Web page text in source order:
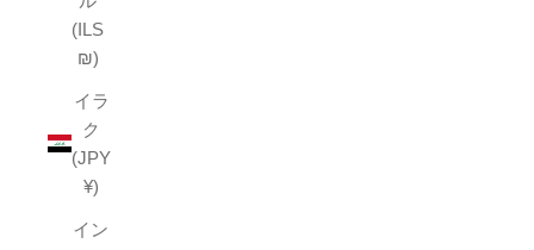
(ILS
₪)
イラ
ク
(JPY
¥)
イン